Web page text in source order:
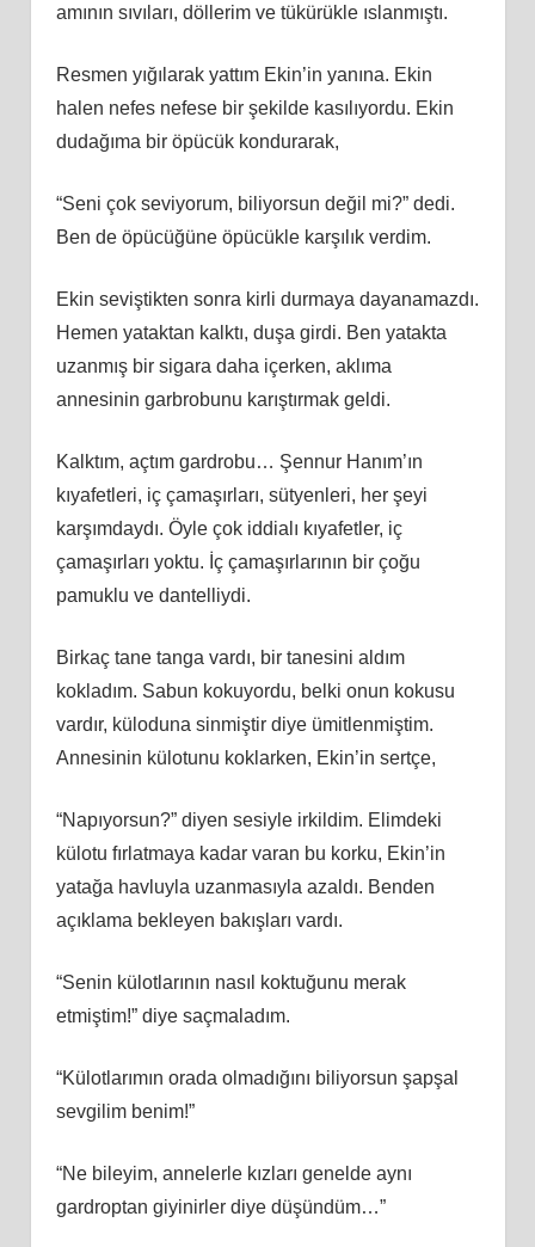
amının sıvıları, döllerim ve tükürükle ıslanmıştı.
Resmen yığılarak yattım Ekin’in yanına. Ekin
halen nefes nefese bir şekilde kasılıyordu. Ekin
dudağıma bir öpücük kondurarak,
“Seni çok seviyorum, biliyorsun değil mi?” dedi.
Ben de öpücüğüne öpücükle karşılık verdim.
Ekin seviştikten sonra kirli durmaya dayanamazdı.
Hemen yataktan kalktı, duşa girdi. Ben yatakta
uzanmış bir sigara daha içerken, aklıma
annesinin garbrobunu karıştırmak geldi.
Kalktım, açtım gardrobu… Şennur Hanım’ın
kıyafetleri, iç çamaşırları, sütyenleri, her şeyi
karşımdaydı. Öyle çok iddialı kıyafetler, iç
çamaşırları yoktu. İç çamaşırlarının bir çoğu
pamuklu ve dantelliydi.
Birkaç tane tanga vardı, bir tanesini aldım
kokladım. Sabun kokuyordu, belki onun kokusu
vardır, küloduna sinmiştir diye ümitlenmiştim.
Annesinin külotunu koklarken, Ekin’in sertçe,
“Napıyorsun?” diyen sesiyle irkildim. Elimdeki
külotu fırlatmaya kadar varan bu korku, Ekin’in
yatağa havluyla uzanmasıyla azaldı. Benden
açıklama bekleyen bakışları vardı.
“Senin külotlarının nasıl koktuğunu merak
etmiştim!” diye saçmaladım.
“Külotlarımın orada olmadığını biliyorsun şapşal
sevgilim benim!”
“Ne bileyim, annelerle kızları genelde aynı
gardroptan giyinirler diye düşündüm…”